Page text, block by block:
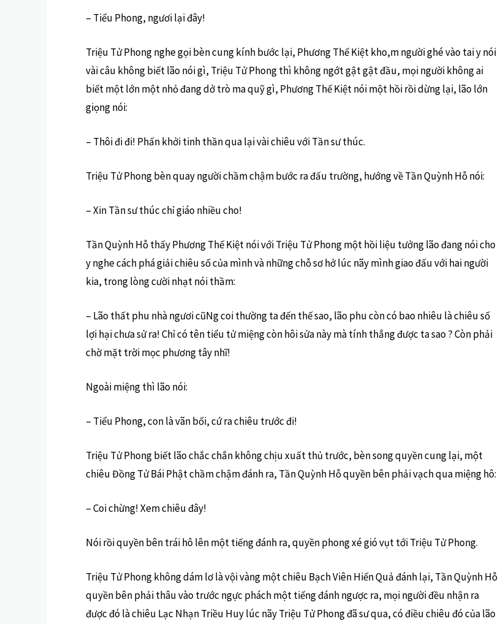
– Tiểu Phong, ngươi lại đây!
Triệu Tử Phong nghe gọi bèn cung kính bước lại, Phương Thế Kiệt kho,m người ghé vào tai y nói
vài câu không biết lão nói gì, Triệu Tử Phong thì không ngớt gật gật đầu, mọi người không ai
biết một lớn một nhỏ đang dở trò ma quỹ gì, Phương Thế Kiệt nói một hồi rồi dừng lại, lão lớn
giọng nói:
– Thôi đi đi! Phấn khởi tinh thần qua lại vài chiêu với Tần sư thúc.
Triệu Tử Phong bèn quay người chầm chậm bước ra đấu trường, hướng về Tần Quỳnh Hỗ nói:
– Xin Tần sư thúc chỉ giáo nhiều cho!
Tần Quỳnh Hỗ thấy Phương Thế Kiệt nói với Triệu Tử Phong một hồi liệu tưởng lão đang nói cho
y nghe cách phá giải chiêu số của mình và những chỗ sơ hở lúc nãy mình giao đấu với hai người
kia, trong lòng cười nhạt nói thầm:
– Lão thất phu nhà ngươi cũNg coi thường ta đến thế sao, lão phu còn có bao nhiêu là chiêu số
lợi hại chưa sử ra! Chỉ có tên tiểu tử miệng còn hôi sửa này mà tính thắng được ta sao ? Còn phải
chờ mặt trời mọc phương tây nhĩ!
Ngoài miệng thì lão nói:
– Tiểu Phong, con là vãn bối, cứ ra chiêu trước đi!
Triệu Tử Phong biết lão chắc chắn không chịu xuất thủ trước, bèn song quyền cung lại, một
chiêu Đồng Tử Bái Phật chầm chậm đánh ra, Tần Quỳnh Hỗ quyền bên phải vạch qua miệng hô:
– Coi chừng! Xem chiêu đây!
Nói rồi quyền bên trái hô lên một tiếng đánh ra, quyền phong xé gió vụt tới Triệu Tử Phong.
Triệu Tử Phong không dám lơ là vội vàng một chiêu Bạch Viên Hiến Quả đánh lại, Tần Quỳnh Hỗ
quyền bên phải thâu vào trước ngực phách một tiếng đánh ngược ra, mọi người đều nhận ra
được đó là chiêu Lạc Nhạn Triều Huy lúc nãy Triệu Tử Phong đã sư qua, có điều chiêu đó của lão